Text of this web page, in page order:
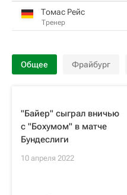
Томас Рейс
Тренер
Общее Фрайбург
"Байер" сыграл вничью
с "Бохумом" в матче
Бундеслиги
10 апреля 2022